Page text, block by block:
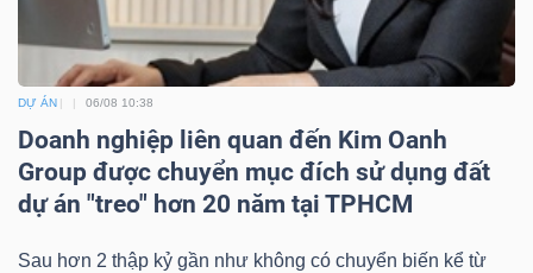
DỰ ÁN 06/08 10:38
Doanh nghiệp liên quan đến Kim Oanh
Group được chuyển mục đích sử dụng đất
dự án "treo" hơn 20 năm tại TPHCM
Sau hơn 2 thập kỷ gần như không có chuyển biến kể từ